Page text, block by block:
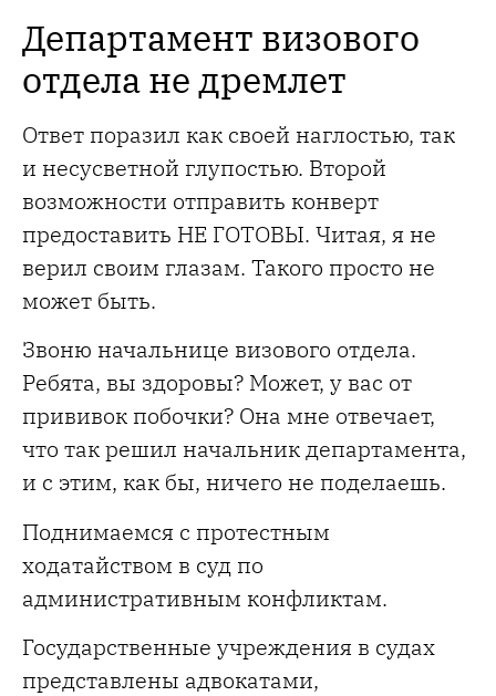
Департамент визового
отдела не дремлет
Ответ поразил как своей наглостью, так
и несусветной глупостью. Второй
возможности отправить конверт
предоставить НЕ ГОТОВЫ. Читая, я не
верил своим глазам. Такого просто не
может быть.
Звоню начальнице визового отдела.
Ребята, вы здоровы? Может, у вас от
прививок побочки? Она мне отвечает,
что так решил начальник департамента,
и с этим, как бы, ничего не поделаешь.
Поднимаемся с протестным
ходатайством в суд по
административным конфликтам.
Государственные учреждения в судах
представлены адвокатами,